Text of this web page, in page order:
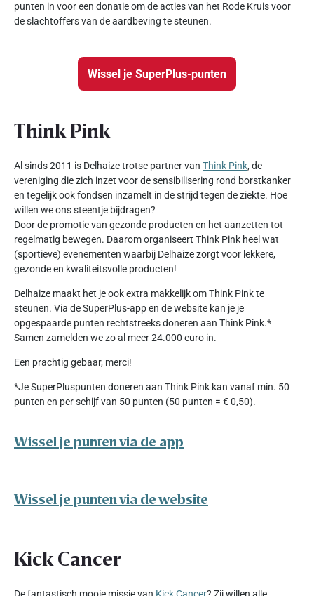
punten in voor een donatie om de acties van het Rode Kruis voor
de slachtoffers van de aardbeving te steunen.
Wissel je SuperPlus-punten
Think Pink
Al sinds 2011 is Delhaize trotse partner van Think Pink, de
vereniging die zich inzet voor de sensibilisering rond borstkanker
en tegelijk ook fondsen inzamelt in de strijd tegen de ziekte. Hoe
willen we ons steentje bijdragen?
Door de promotie van gezonde producten en het aanzetten tot
regelmatig bewegen. Daarom organiseert Think Pink heel wat
(sportieve) evenementen waarbij Delhaize zorgt voor lekkere,
gezonde en kwaliteitsvolle producten!
Delhaize maakt het je ook extra makkelijk om Think Pink te
steunen. Via de SuperPlus-app en de website kan je je
opgespaarde punten rechtstreeks doneren aan Think Pink.*
Samen zamelden we zo al meer 24.000 euro in.
Een prachtig gebaar, merci!
*Je SuperPluspunten doneren aan Think Pink kan vanaf min. 50
punten en per schijf van 50 punten (50 punten = € 0,50).
Wissel je punten via de app
Wissel je punten via de website
Kick Cancer